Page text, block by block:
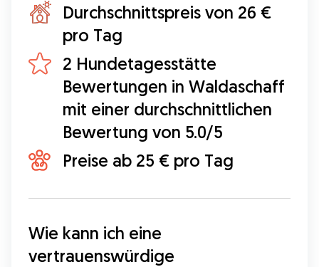
Durchschnittspreis von 26 €
pro Tag
2 Hundetagesstätte
Bewertungen in Waldaschaff
mit einer durchschnittlichen
Bewertung von 5.0/5
Preise ab 25 € pro Tag
Wie kann ich eine
vertrauenswürdige